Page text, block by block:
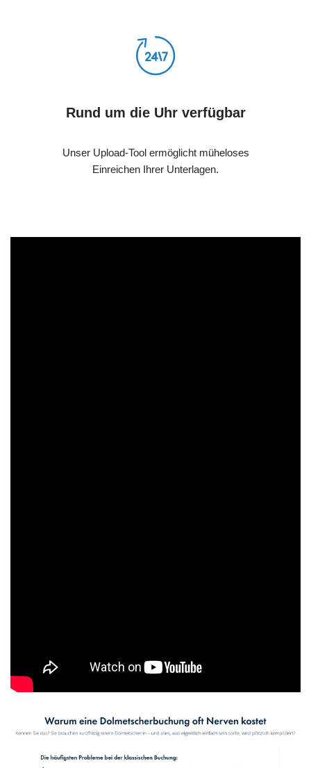
Rund um die Uhr verfügbar
Unser Upload-Tool ermöglicht müheloses
Einreichen Ihrer Unterlagen.